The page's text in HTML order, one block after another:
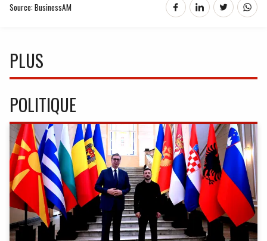
Source: BusinessAM
PLUS
POLITIQUE